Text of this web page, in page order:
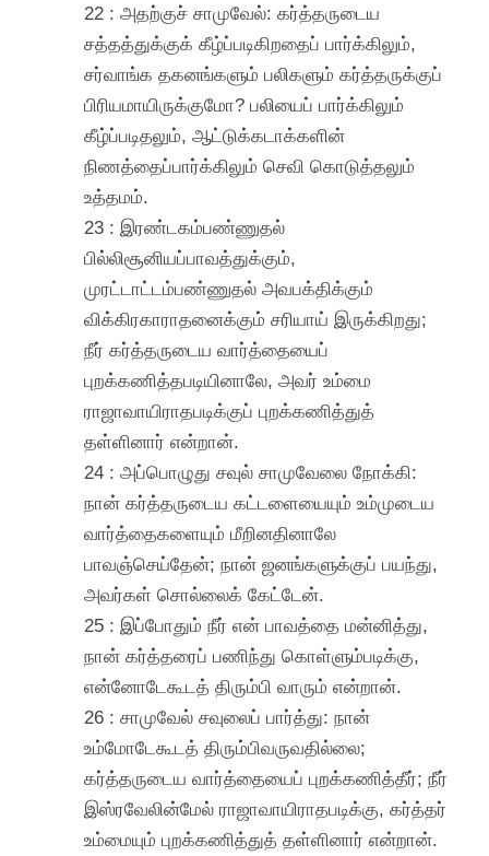
22 : அதற்குச் சாமுவேல்: கர்த்தருடைய
சத்தத்துக்குக் கீழ்ப்படிகிறதைப் பார்க்கிலும்,
சர்வாங்க தகனங்களும் பலிகளும் கர்த்தருக்குப்
பிரியமாயிருக்குமோ? பலியைப் பார்க்கிலும்
கீழ்ப்படிதலும், ஆட்டுக்கடாக்களின்
நிணத்தைப்பார்க்கிலும் செவி கொடுத்தலும்
உத்தமம்.
23 : இரண்டகம்பண்ணுதல்
பில்லிசூனியப்பாவத்துக்கும்,
முரட்டாட்டம்பண்ணுதல் அவபக்திக்கும்
விக்கிரகாராதனைக்கும் சரியாய் இருக்கிறது;
நீர் கர்த்தருடைய வார்த்தையைப்
புறக்கணித்தபடியினாலே, அவர் உம்மை
ராஜாவாயிராதபடிக்குப் புறக்கணித்துத்
தள்ளினார் என்றான்.
24 : அப்பொழுது சவுல் சாமுவேலை நோக்கி:
நான் கர்த்தருடைய கட்டளையையும் உம்முடைய
வார்த்தைகளையும் மீறினதினாலே
பாவஞ்செய்தேன்; நான் ஜனங்களுக்குப் பயந்து,
அவர்கள் சொல்லைக் கேட்டேன்.
25 : இப்போதும் நீர் என் பாவத்தை மன்னித்து,
நான் கர்த்தரைப் பணிந்து கொள்ளும்படிக்கு,
என்னோடேகூடத் திரும்பி வாரும் என்றான்.
26 : சாமுவேல் சவுலைப் பார்த்து: நான்
உம்மோடேகூடத் திரும்பிவருவதில்லை;
கர்த்தருடைய வார்த்தையைப் புறக்கணித்தீர்; நீர்
இஸ்ரவேலின்மேல் ராஜாவாயிராதபடிக்கு, கர்த்தர்
உம்மையும் புறக்கணித்துத் தள்ளினார் என்றான்.